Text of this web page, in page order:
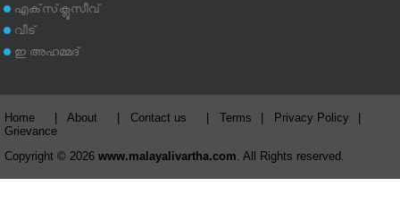
എക്‌സ്‌ക്ലൂസീവ്
വീട്
ഇ അഹമ്മദ്‌
Home About Contact us Terms Privacy Policy
Grievance
Copyright © 2026 www.malayalivartha.com . All Rights reserved.